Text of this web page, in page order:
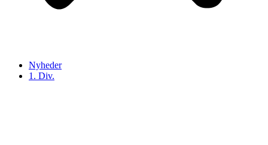
Nyheder
1. Div.